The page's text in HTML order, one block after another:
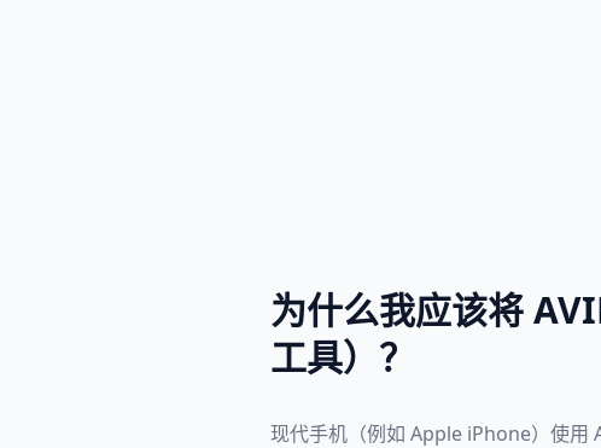
为什么我应该将
工具）？
现代手机（例如 Apple iPhone）使用